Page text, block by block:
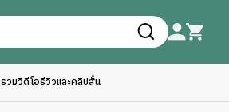
รวมวิดีโอรีวิวและคลิปสั้น